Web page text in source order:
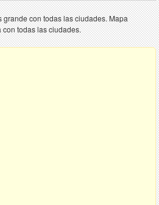
con todas las ciudades. Mapa
todas las ciudades.